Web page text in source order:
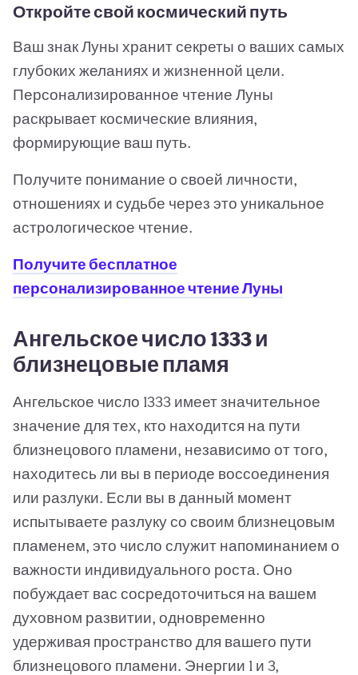
Откройте свой космический путь
Ваш знак Луны хранит секреты о ваших самых
глубоких желаниях и жизненной цели.
Персонализированное чтение Луны
раскрывает космические влияния,
формирующие ваш путь.
Получите понимание о своей личности,
отношениях и судьбе через это уникальное
астрологическое чтение.
Получите бесплатное
персонализированное чтение Луны
Ангельское число 1333 и
близнецовые пламя
Ангельское число 1333 имеет значительное
значение для тех, кто находится на пути
близнецового пламени, независимо от того,
находитесь ли вы в периоде воссоединения
или разлуки. Если вы в данный момент
испытываете разлуку со своим близнецовым
пламенем, это число служит напоминанием о
важности индивидуального роста. Оно
побуждает вас сосредоточиться на вашем
духовном развитии, одновременно
удерживая пространство для вашего пути
близнецового пламени. Энергии 1 и 3,